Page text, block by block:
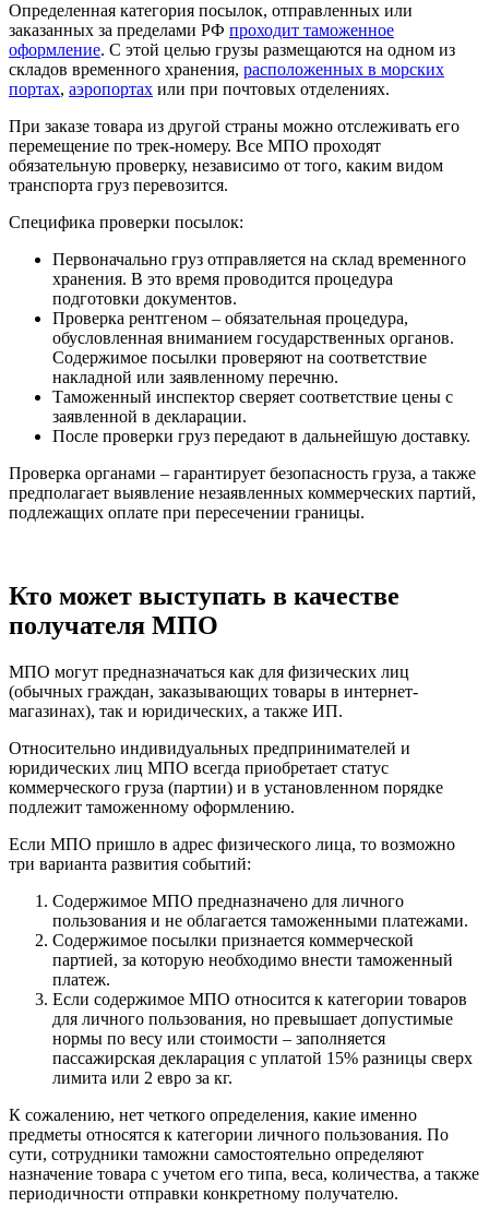
Определенная категория посылок, отправленных или
заказанных за пределами РФ проходит таможенное
оформление. С этой целью грузы размещаются на одном из
складов временного хранения, расположенных в морских
портах, аэропортах или при почтовых отделениях.
При заказе товара из другой страны можно отслеживать его
перемещение по трек-номеру. Все МПО проходят
обязательную проверку, независимо от того, каким видом
транспорта груз перевозится.
Специфика проверки посылок:
Первоначально груз отправляется на склад временного
хранения. В это время проводится процедура
подготовки документов.
Проверка рентгеном – обязательная процедура,
обусловленная вниманием государственных органов.
Содержимое посылки проверяют на соответствие
накладной или заявленному перечню.
Таможенный инспектор сверяет соответствие цены с
заявленной в декларации.
После проверки груз передают в дальнейшую доставку.
Проверка органами – гарантирует безопасность груза, а также
предполагает выявление незаявленных коммерческих партий,
подлежащих оплате при пересечении границы.
Кто может выступать в качестве
получателя МПО
МПО могут предназначаться как для физических лиц
(обычных граждан, заказывающих товары в интернет-
магазинах), так и юридических, а также ИП.
Относительно индивидуальных предпринимателей и
юридических лиц МПО всегда приобретает статус
коммерческого груза (партии) и в установленном порядке
подлежит таможенному оформлению.
Если МПО пришло в адрес физического лица, то возможно
три варианта развития событий:
Содержимое МПО предназначено для личного
пользования и не облагается таможенными платежами.
Содержимое посылки признается коммерческой
партией, за которую необходимо внести таможенный
платеж.
Если содержимое МПО относится к категории товаров
для личного пользования, но превышает допустимые
нормы по весу или стоимости – заполняется
пассажирская декларация с уплатой 15% разницы сверх
лимита или 2 евро за кг.
К сожалению, нет четкого определения, какие именно
предметы относятся к категории личного пользования. По
сути, сотрудники таможни самостоятельно определяют
назначение товара с учетом его типа, веса, количества, а также
периодичности отправки конкретному получателю.